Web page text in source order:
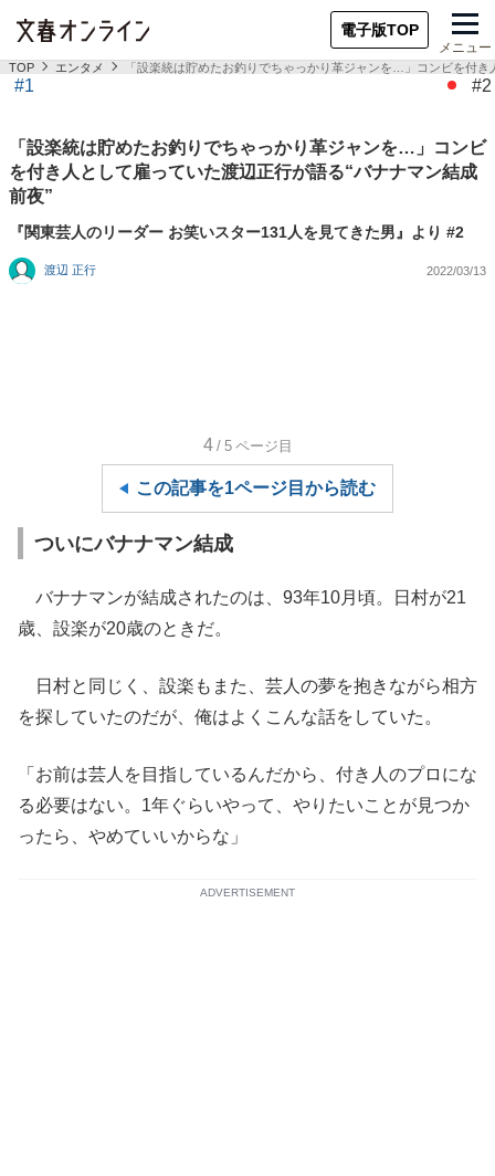
電子版TOP
メニュー
TOP エンタメ 「設楽統は貯めたお釣りでちゃっかり革ジャンを…」コンビを付
#1 #2
「設楽統は貯めたお釣りでちゃっかり革ジャンを…」コンビ
を付き人として雇っていた渡辺正行が語る“バナナマン結成
前夜”
『関東芸人のリーダー お笑いスター131人を見てきた男』より #2
渡辺 正行 2022/03/13
4 /5 ページ目
この記事を1ページ目から読む
ついにバナナマン結成
バナナマンが結成されたのは、93年10月頃。日村が21
歳、設楽が20歳のときだ。
日村と同じく、設楽もまた、芸人の夢を抱きながら相方
を探していたのだが、俺はよくこんな話をしていた。
「お前は芸人を目指しているんだから、付き人のプロにな
る必要はない。1年ぐらいやって、やりたいことが見つか
ったら、やめていいからな」
ADVERTISEMENT